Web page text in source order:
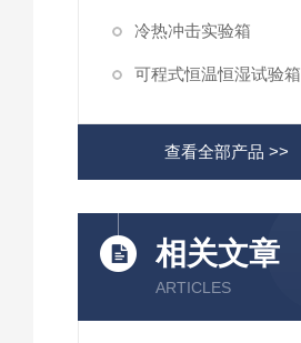
冷热冲击实验箱
可程式恒温恒湿试验箱
查看全部产品 >>
相关文章
ARTICLES